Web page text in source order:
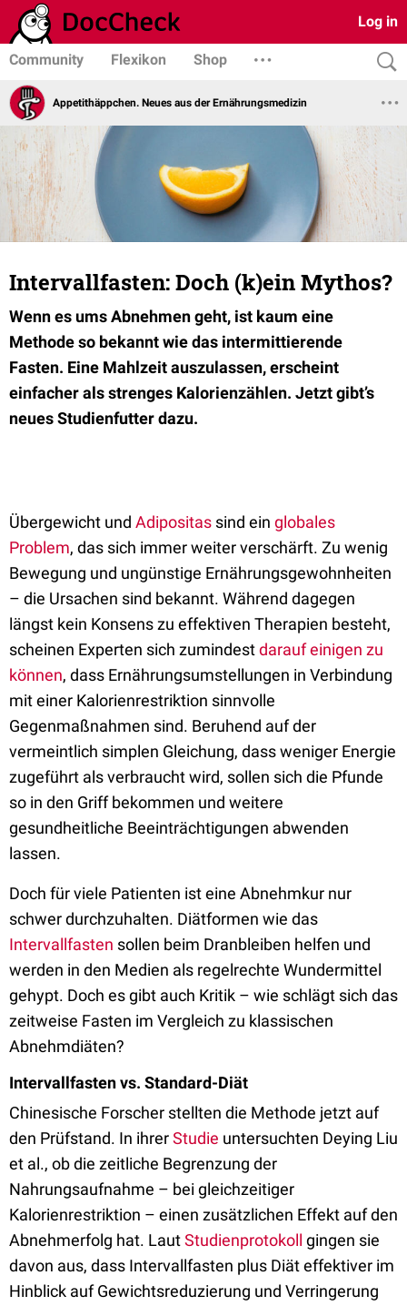
Log in
Community Flexikon Shop
Appetithäppchen. Neues aus der Ernährungsmedizin
Intervallfasten: Doch (k)ein Mythos?
Wenn es ums Abnehmen geht, ist kaum eine
Methode so bekannt wie das intermittierende
Fasten. Eine Mahlzeit auszulassen, erscheint
einfacher als strenges Kalorienzählen. Jetzt gibt’s
neues Studienfutter dazu.
Übergewicht und Adipositas sind ein globales
Problem, das sich immer weiter verschärft. Zu wenig
Bewegung und ungünstige Ernährungsgewohnheiten
– die Ursachen sind bekannt. Während dagegen
längst kein Konsens zu effektiven Therapien besteht,
scheinen Experten sich zumindestdarauf einigen zu
können, dass Ernährungsumstellungen in Verbindung
mit einer Kalorienrestriktion sinnvolle
Gegenmaßnahmen sind. Beruhend auf der
vermeintlich simplen Gleichung, dass weniger Energie
zugeführt als verbraucht wird, sollen sich die Pfunde
so in den Griff bekommen und weitere
gesundheitliche Beeinträchtigungen abwenden
lassen.
Doch für viele Patienten ist eine Abnehmkur nur
schwer durchzuhalten. Diätformen wie das
Intervallfasten sollen beim Dranbleiben helfen und
werden in den Medien als regelrechte Wundermittel
gehypt. Doch es gibt auch Kritik – wie schlägt sich das
zeitweise Fasten im Vergleich zu klassischen
Abnehmdiäten?
Intervallfasten vs. Standard-Diät
Chinesische Forscher stellten die Methode jetzt auf
den Prüfstand. In ihrerStudie untersuchten Deying Liu
et al., ob die zeitliche Begrenzung der
Nahrungsaufnahme – bei gleichzeitiger
Kalorienrestriktion – einen zusätzlichen Effekt auf den
Abnehmerfolg hat. LautStudienprotokoll gingen sie
davon aus, dass Intervallfasten plus Diät effektiver im
Hinblick auf Gewichtsreduzierung und Verringerung